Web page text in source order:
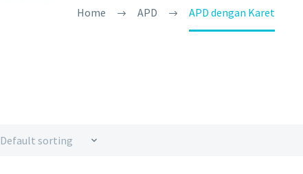
Home APD APD dengan Karet
Default sorting